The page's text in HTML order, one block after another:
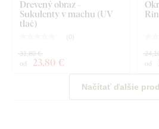
Drevený obraz -
Sukulenty v machu (UV
tlač)
( 0)
od 23,80 €
31,80 €
od
Načítať ďalšie